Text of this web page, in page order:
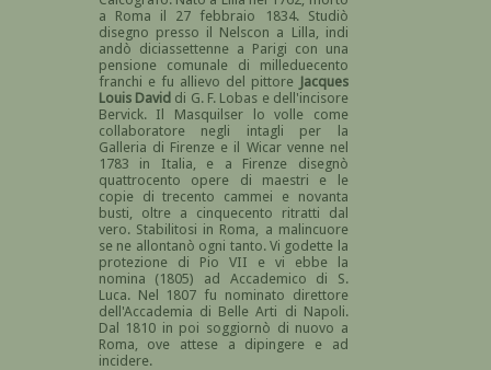
a Roma il 27 febbraio 1834. Studiò
disegno presso il Nelscon a Lilla, indi
andò diciassettenne a Parigi con una
pensione comunale di milleduecento
franchi e fu allievo del pittore Jacques
Louis David di G. F. Lobas e dell'incisore
Bervick. Il Masquilser lo volle come
collaboratore negli intagli per la
Galleria di Firenze e il Wicar venne nel
1783 in Italia, e a Firenze disegnò
quattrocento opere di maestri e le
copie di trecento cammei e novanta
busti, oltre a cinquecento ritratti dal
vero. Stabilitosi in Roma, a malincuore
se ne allontanò ogni tanto. Vi godette la
protezione di Pio VII e vi ebbe la
nomina (1805) ad Accademico di S.
Luca. Nel 1807 fu nominato direttore
dell'Accademia di Belle Arti di Napoli.
Dal 1810 in poi soggiornò di nuovo a
Roma, ove attese a dipingere e ad
incidere.